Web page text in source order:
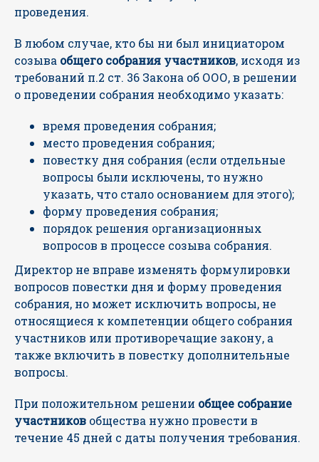
проведения.
В любом случае, кто бы ни был инициатором
созыва общего собрания участников, исходя из
требований п.2 ст. 36 Закона об ООО, в решении
о проведении собрания необходимо указать:
время проведения собрания;
место проведения собрания;
повестку дня собрания (если отдельные
вопросы были исключены, то нужно
указать, что стало основанием для этого);
форму проведения собрания;
порядок решения организационных
вопросов в процессе созыва собрания.
Директор не вправе изменять формулировки
вопросов повестки дня и форму проведения
собрания, но может исключить вопросы, не
относящиеся к компетенции общего собрания
участников или противоречащие закону, а
также включить в повестку дополнительные
вопросы.
При положительном решении общее собрание
участников общества нужно провести в
течение 45 дней с даты получения требования.